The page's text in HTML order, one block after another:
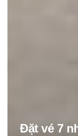
Đặt vé 7